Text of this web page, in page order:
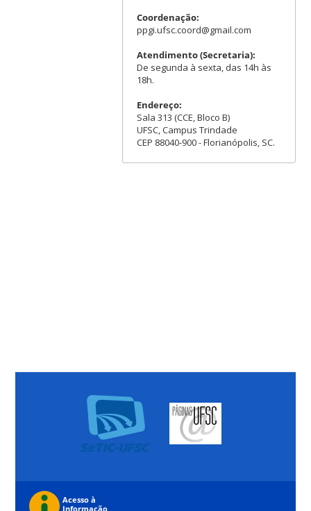
Coordenação:
ppgi.ufsc.coord@gmail.com
Atendimento (Secretaria):
De segunda à sexta, das 14h às
18h.
Endereço:
Sala 313 (CCE, Bloco B)
UFSC, Campus Trindade
CEP 88040-900 - Florianópolis, SC.